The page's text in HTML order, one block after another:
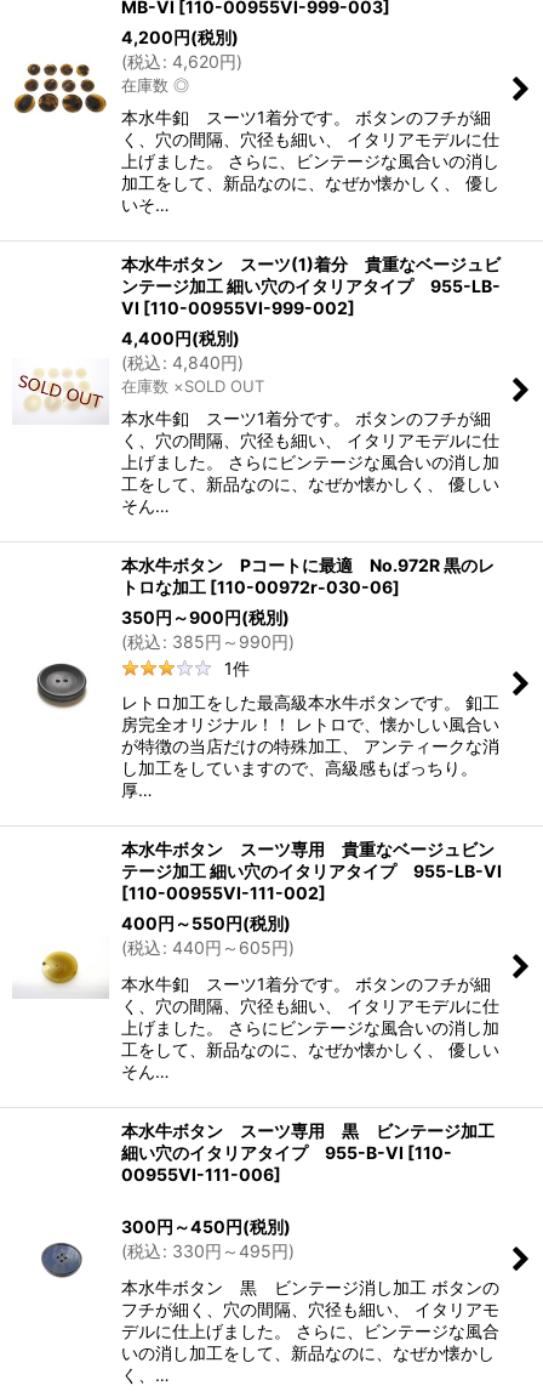
MB-VI [110-00955VI-999-003]
4,200円(税別)
(税込: 4,620円)
在庫数 ◎
本水牛釦 スーツ1着分です。 ボタンのフチが細
く、穴の間隔、穴径も細い、 イタリアモデルに仕
上げました。 さらに、ビンテージな風合いの消し
加工をして、新品なのに、なぜか懐かしく、 優し
いそ…
本水牛ボタン スーツ(1)着分 貴重なベージュビ
ンテージ加工 細い穴のイタリアタイプ 955-LB-
VI [110-00955VI-999-002]
4,400円(税別)
(税込: 4,840円)
在庫数 ×SOLD OUT
本水牛釦 スーツ1着分です。 ボタンのフチが細
く、穴の間隔、穴径も細い、 イタリアモデルに仕
上げました。 さらにビンテージな風合いの消し加
工をして、新品なのに、なぜか懐かしく、 優しい
そん…
本水牛ボタン Pコートに最適 No.972R 黒のレ
トロな加工 [110-00972r-030-06]
350円 ～900円(税別)
(税込: 385円 ～990円)
1件
レトロ加工をした最高級本水牛ボタンです。 釦工
房完全オリジナル！！ レトロで、懐かしい風合い
が特徴の当店だけの特殊加工、 アンティークな消
し加工をしていますので、高級感もばっちり。
厚…
本水牛ボタン スーツ専用 貴重なベージュビン
テージ加工 細い穴のイタリアタイプ 955-LB-VI
[110-00955VI-111-002]
400円 ～550円(税別)
(税込: 440円 ～605円)
本水牛釦 スーツ1着分です。 ボタンのフチが細
く、穴の間隔、穴径も細い、 イタリアモデルに仕
上げました。 さらにビンテージな風合いの消し加
工をして、新品なのに、なぜか懐かしく、 優しい
そん…
本水牛ボタン スーツ専用 黒 ビンテージ加工
細い穴のイタリアタイプ 955-B-VI [110-
00955VI-111-006]
300円 ～450円(税別)
(税込: 330円 ～495円)
本水牛ボタン 黒 ビンテージ消し加工 ボタンの
フチが細く、穴の間隔、穴径も細い、 イタリアモ
デルに仕上げました。 さらに、ビンテージな風合
いの消し加工をして、新品なのに、なぜか懐かし
く、…